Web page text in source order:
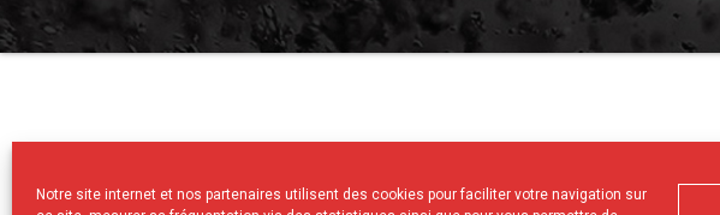
Notre site internet et nos partenaires utilisent des cookies pour faciliter votre navigation sur